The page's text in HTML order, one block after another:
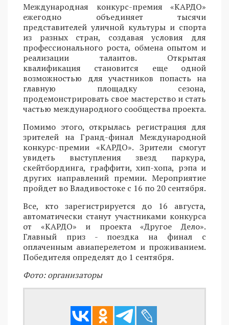
Международная конкурс-премия «КАРДО»
ежегодно объединяет тысячи
представителей уличной культуры и спорта
из разных стран, создавая условия для
профессионального роста, обмена опытом и
реализации талантов. Открытая
квалификация становится еще одной
возможностью для участников попасть на
главную площадку сезона,
продемонстрировать свое мастерство и стать
частью международного сообщества проекта.
Помимо этого, открылась регистрация для
зрителей на Гранд-финал Международной
конкурс-премии «КАРДО». Зрители смогут
увидеть выступления звезд паркура,
скейтбординга, граффити, хип-хопа, рэпа и
других направлений премии. Мероприятие
пройдет во Владивостоке с 16 по 20 сентября.
Все, кто зарегистрируется до 16 августа,
автоматически станут участниками конкурса
от «КАРДО» и проекта «Другое Дело».
Главный приз - поездка на финал с
оплаченным авиаперелетом и проживанием.
Победителя определят до 1 сентября.
Фото: организаторы